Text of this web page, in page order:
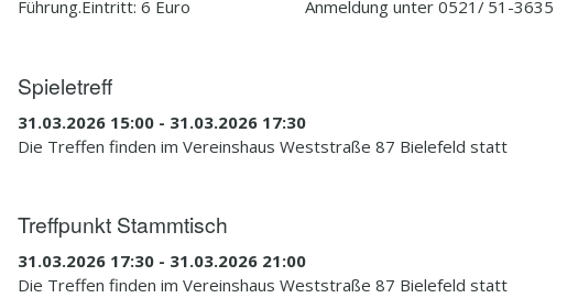
Führung.Eintritt: 6 Euro Anmeldung unter 0521/ 51-3635
Spieletreff
31.03.2026 15:00 - 31.03.2026 17:30
Die Treffen finden im Vereinshaus Weststraße 87 Bielefeld statt
Treffpunkt Stammtisch
31.03.2026 17:30 - 31.03.2026 21:00
Die Treffen finden im Vereinshaus Weststraße 87 Bielefeld statt